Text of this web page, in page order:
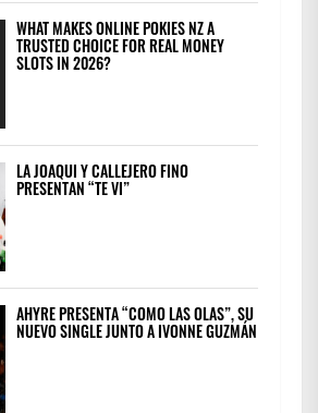
WHAT MAKES ONLINE POKIES NZ A
TRUSTED CHOICE FOR REAL MONEY
SLOTS IN 2026?
LA JOAQUI Y CALLEJERO FINO
PRESENTAN “TE VI”
AHYRE PRESENTA “COMO LAS OLAS”, SU
NUEVO SINGLE JUNTO A IVONNE GUZMÁN